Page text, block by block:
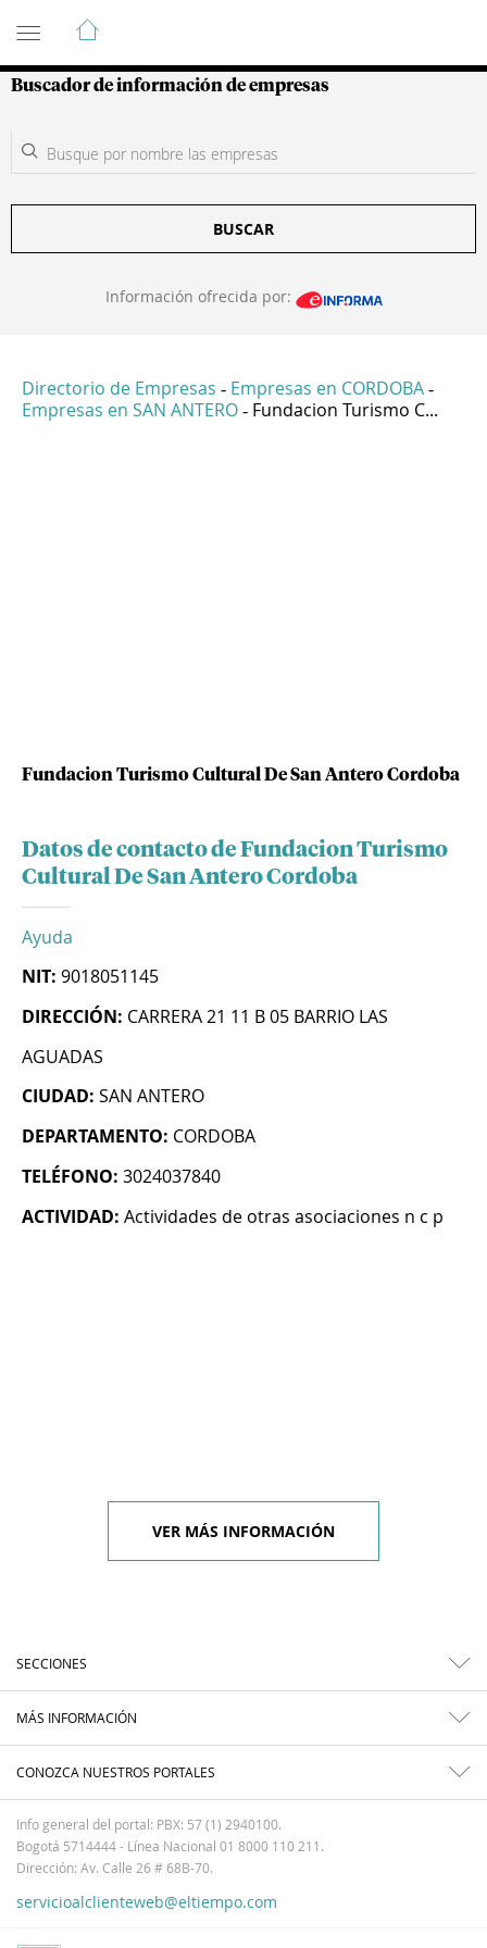
Guía de Empresas Colombianas
Buscador de información de empresas
BUSCAR
Información ofrecida por:
Directorio de Empresas - Empresas en CORDOBA -
Empresas en SAN ANTERO - Fundacion Turismo C...
Fundacion Turismo Cultural De San Antero Cordoba
Datos de contacto de Fundacion Turismo
Cultural De San Antero Cordoba
Ayuda
NIT: 9018051145
DIRECCIÓN: CARRERA 21 11 B 05 BARRIO LAS
AGUADAS
CIUDAD: SAN ANTERO
DEPARTAMENTO: CORDOBA
TELÉFONO: 3024037840
ACTIVIDAD: Actividades de otras asociaciones n c p
VER MÁS INFORMACIÓN
SECCIONES
MÁS INFORMACIÓN
CONOZCA NUESTROS PORTALES
Info general del portal: PBX: 57 (1) 2940100.
Bogotá 5714444 - Línea Nacional 01 8000 110 211.
Dirección: Av. Calle 26 # 68B-70.
servicioalclienteweb@eltiempo.com